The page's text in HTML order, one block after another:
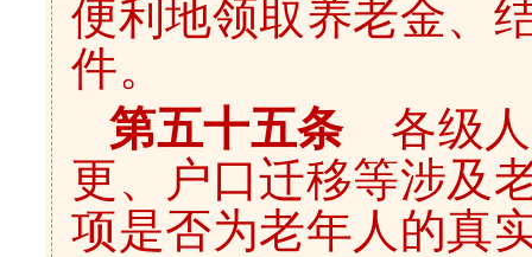
便利地领取养老金、
件。
第五十五条各级人
更、户口迁移等涉及
项是否为老年人的真